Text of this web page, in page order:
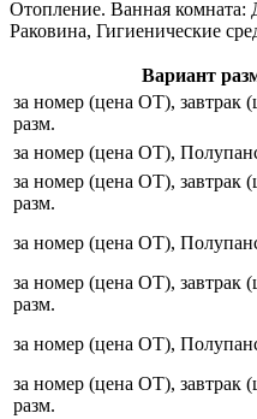
Отопление. Ванная
Раковина, Гигиенические
Вариант
за номер (цена ОТ), завтрак
разм.
за номер (цена ОТ),
за номер (цена ОТ), завтрак
разм.
за номер (цена ОТ),
за номер (цена ОТ), завтрак
разм.
за номер (цена ОТ),
за номер (цена ОТ), завтрак
разм.